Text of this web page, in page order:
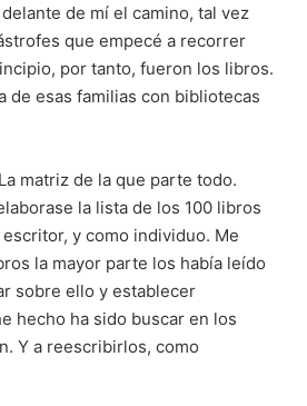
de mí el camino, tal vez
que empecé a recorrer
por tanto, fueron los libros.
de esas familias con bibliotecas
matriz de la que parte todo.
la lista de los 100 libros
y como individuo. Me
la mayor parte los había leído
sobre ello y establecer
hecho ha sido buscar en los
Y a reescribirlos, como